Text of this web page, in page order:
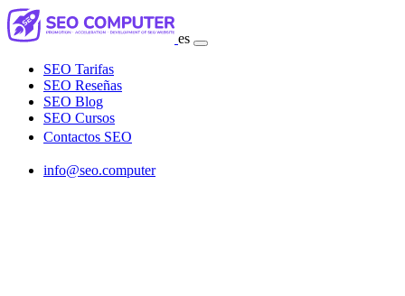
es
SEO Tarifas
SEO Reseñas
SEO Blog
SEO Cursos
Contactos SEO
info@seo.computer